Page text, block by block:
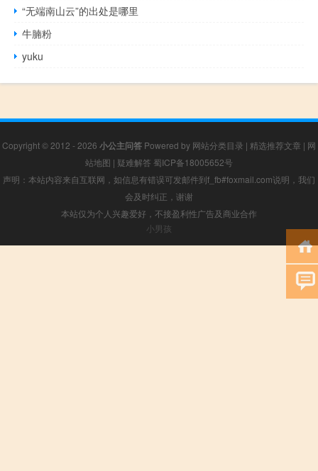
“无端南山云”的出处是哪里
牛腩粉
yuku
Copyright © 2012 - 2026 小公主问答 Powered by 网站分类目录 | 精选推荐文章 | 网
站地图 | 疑难解答 蜀ICP备18005652号
声明：本站内容来自互联网，如信息有错误可发邮件到f_fb#foxmail.com说明，我们
会及时纠正，谢谢
本站仅为个人兴趣爱好，不接盈利性广告及商业合作
小男孩